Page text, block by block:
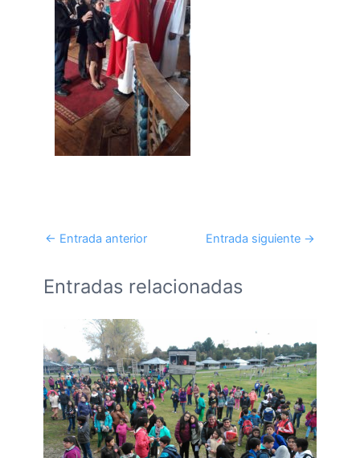
← Entrada anterior Entrada siguiente →
Entradas relacionadas